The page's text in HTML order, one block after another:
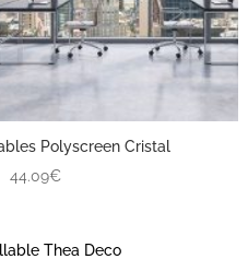
Polyscreen Cristal
44.09€